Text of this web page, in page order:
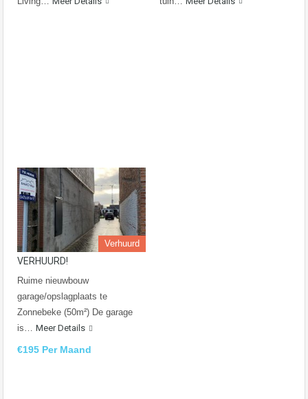
Verhuurd
VERHUURD!
Ruime nieuwbouw
garage/opslagplaats te
Zonnebeke (50m²) De garage
is… Meer Details
€195 Per Maand